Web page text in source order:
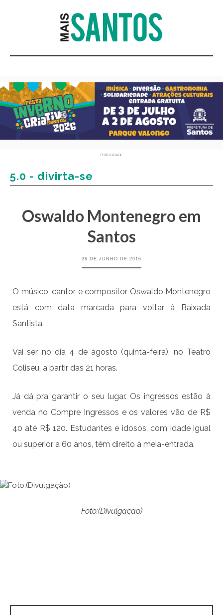
PUBLICIDADE
5.0 - divirta-se
Oswaldo Montenegro em
Santos
26 DE JUNHO DE 2016
O músico, cantor e compositor Oswaldo Montenegro
está com data marcada para voltar à Baixada
Santista.
Vai ser no dia 4 de agosto (quinta-feira), no Teatro
Coliseu, a partir das 21 horas.
Já dá pra garantir o seu lugar. Os ingressos estão à
venda no Compre Ingressos e os valores vão de R$
40 até R$ 120. Estudantes e idosos, com idade igual
ou superior a 60 anos, têm direito à meia-entrada.
Foto:(Divulgação)